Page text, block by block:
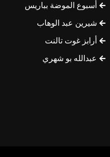
أسبوع الموضة بباريس
شيرين عبد الوهاب
أرابز غوت تالنت
عبدالله بو شهري